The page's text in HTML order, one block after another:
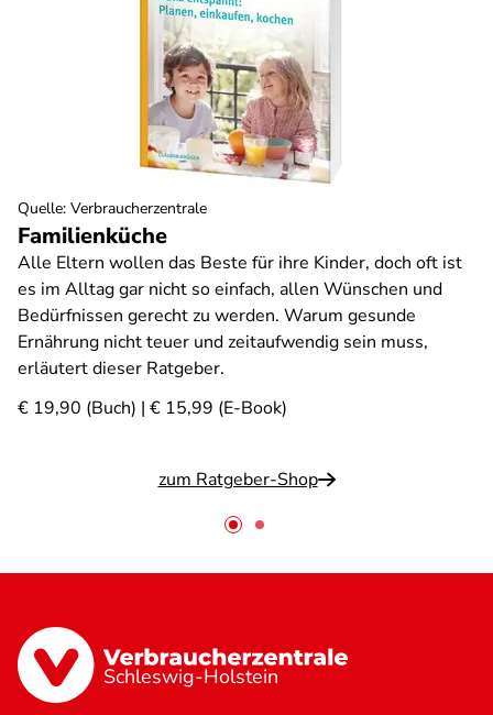
Familienküche
Alle Eltern wollen das Beste für ihre Kinder, doch oft ist
es im Alltag gar nicht so einfach, allen Wünschen und
Bedürfnissen gerecht zu werden. Warum gesunde
Ernährung nicht teuer und zeitaufwendig sein muss,
erläutert dieser Ratgeber.
€ 19,90 (Buch) | € 15,99 (E-Book)
zum Ratgeber-Shop
Quelle: Verbraucherzentrale
Schleswig-Holstein